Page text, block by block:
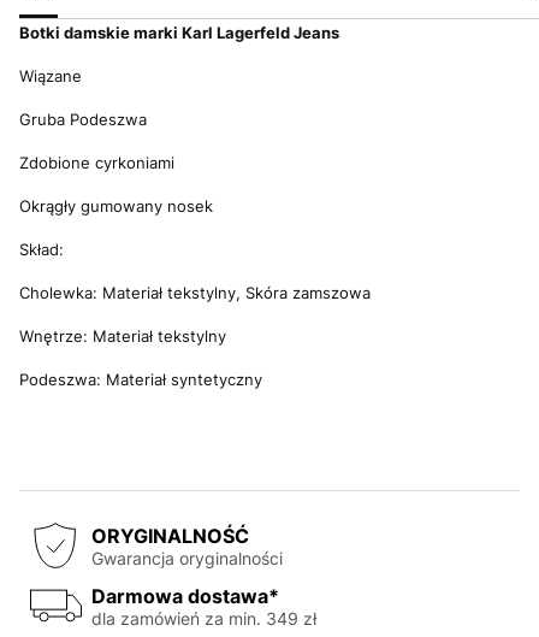
Botki damskie marki Karl Lagerfeld Jeans
Wiązane
Gruba Podeszwa
Zdobione cyrkoniami
Okrągły gumowany nosek
Skład:
Cholewka: Materiał tekstylny, Skóra zamszowa
Wnętrze: Materiał tekstylny
Podeszwa: Materiał syntetyczny
ORYGINALNOŚĆ
Gwarancja oryginalności
Darmowa dostawa*
dla zamówień za min. 349 zł